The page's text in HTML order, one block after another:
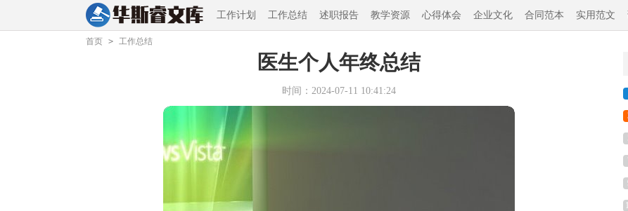
工作计划 工作总结 述职报告 教学资源 心得体会 企业文化 合同范本 实用范文
首页 > 工作总结
医生个人年终总结
时间：2024-07-11 10:41:24